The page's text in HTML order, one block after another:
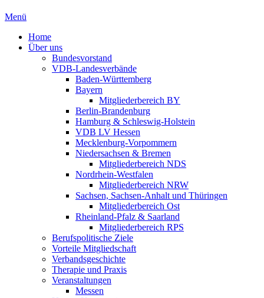
Menü
Home
Über uns
Bundesvorstand
VDB-Landesverbände
Baden-Württemberg
Bayern
Mitgliederbereich BY
Berlin-Brandenburg
Hamburg & Schleswig-Holstein
VDB LV Hessen
Mecklenburg-Vorpommern
Niedersachsen & Bremen
Mitgliederbereich NDS
Nordrhein-Westfalen
Mitgliederbereich NRW
Sachsen, Sachsen-Anhalt und Thüringen
Mitgliederbereich Ost
Rheinland-Pfalz & Saarland
Mitgliederbereich RPS
Berufspolitische Ziele
Vorteile Mitgliedschaft
Verbandsgeschichte
Therapie und Praxis
Veranstaltungen
Messen